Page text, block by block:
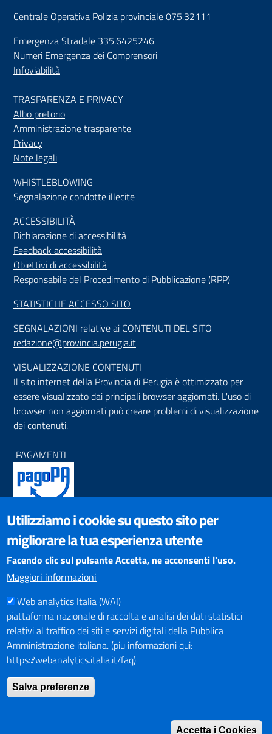
Centrale Operativa Polizia provinciale 075.32111
Emergenza Stradale 335.6425246
Numeri Emergenza dei Comprensori
Infoviabilità
TRASPARENZA E PRIVACY
Albo pretorio
Amministrazione trasparente
Privacy
Note legali
WHISTLEBLOWING
Segnalazione condotte illecite
ACCESSIBILITÀ
Dichiarazione di accessibilità
Feedback accessibilità
Obiettivi di accessibilità
Responsabile del Procedimento di Pubblicazione (RPP)
STATISTICHE ACCESSO SITO
SEGNALAZIONI relative ai CONTENUTI DEL SITO
redazione@provincia.perugia.it
VISUALIZZAZIONE CONTENUTI
Il sito internet della Provincia di Perugia è ottimizzato per
essere visualizzato dai principali browser aggiornati. L'uso di
browser non aggiornati può creare problemi di visualizzazione
dei contenuti.
PAGAMENTI
SOCIAL NETWORKS
Pagina Facebook
Profilo Instagram
Canale YouTube
Mappa del Sito
Indirizzario
Utilizziamo i cookie su questo sito per
migliorare la tua esperienza utente
Facendo clic sul pulsante Accetta, ne acconsenti l'uso.
Maggiori informazioni
Web analytics Italia (WAI)
piattaforma nazionale di raccolta e analisi dei dati statistici
relativi al traffico dei siti e servizi digitali della Pubblica
Amministrazione italiana. (piu informazioni qui:
https://webanalytics.italia.it/faq)
Salva preferenze
Accetta i Cookies